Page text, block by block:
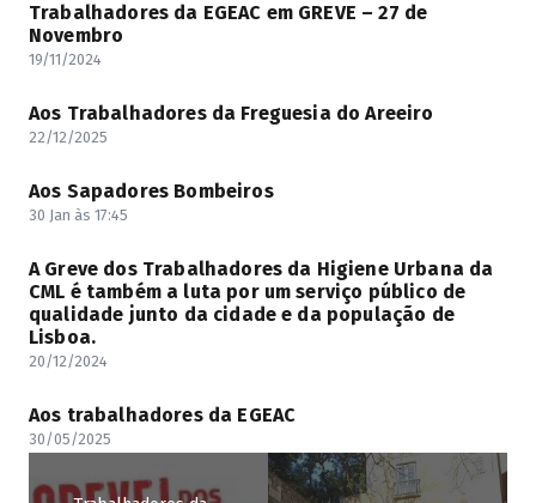
Trabalhadores da EGEAC em GREVE – 27 de
Novembro
19/11/2024
Aos Trabalhadores da Freguesia do Areeiro
22/12/2025
Aos Sapadores Bombeiros
30 Jan às 17:45
A Greve dos Trabalhadores da Higiene Urbana da
CML é também a luta por um serviço público de
qualidade junto da cidade e da população de
Lisboa.
20/12/2024
Aos trabalhadores da EGEAC
30/05/2025